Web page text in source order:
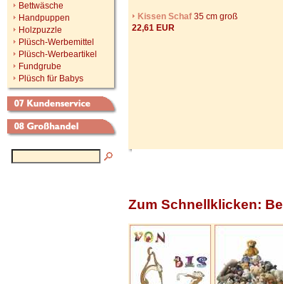
Bettwäsche
Handpuppen
Holzpuzzle
Plüsch-Werbemittel
Plüsch-Werbeartikel
Fundgrube
Plüsch für Babys
Kissen Schaf 35 cm groß
22,61 EUR
Zum Schnellklicken: